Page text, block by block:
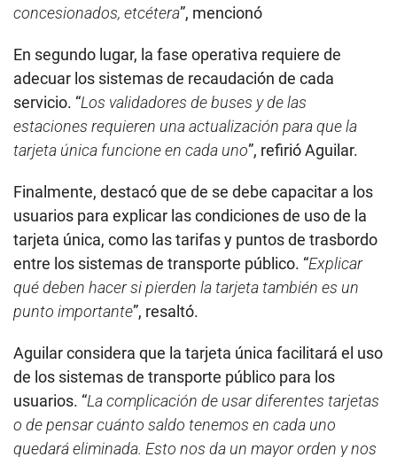
concesionados, etcétera”, mencionó
En segundo lugar, la fase operativa requiere de
adecuar los sistemas de recaudación de cada
servicio. “Los validadores de buses y de las
estaciones requieren una actualización para que la
tarjeta única funcione en cada uno”, refirió Aguilar.
Finalmente, destacó que de se debe capacitar a los
usuarios para explicar las condiciones de uso de la
tarjeta única, como las tarifas y puntos de trasbordo
entre los sistemas de transporte público. “Explicar
qué deben hacer si pierden la tarjeta también es un
punto importante”, resaltó.
Aguilar considera que la tarjeta única facilitará el uso
de los sistemas de transporte público para los
usuarios. “La complicación de usar diferentes tarjetas
o de pensar cuánto saldo tenemos en cada uno
quedará eliminada. Esto nos da un mayor orden y nos